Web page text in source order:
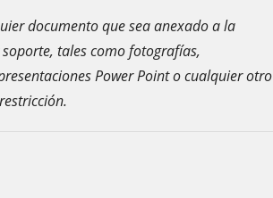
documento que sea anexado a la
tales como fotografías,
Power Point o cualquier otro